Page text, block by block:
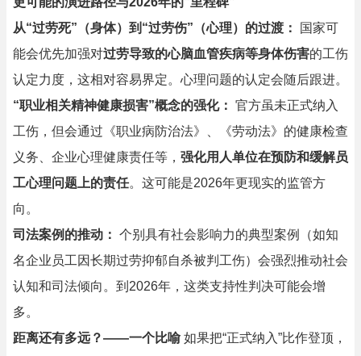
从“过劳死”（身体）到“过劳伤”（心理）的过渡：
国家可
能会优先加强对过劳导致的心脑血管疾病等身体伤害的工伤
认定力度，这相对容易界定。心理问题的认定会随后跟进。
“职业相关精神健康损害”概念的强化： 官方虽未正式纳入
工伤，但会通过《职业病防治法》、《劳动法》的健康检查
义务、企业心理健康责任等， 强化用人单位在预防和缓解员
工心理问题上的责任。这可能是2026年更现实的监管方
向。
司法案例的推动： 个别具有社会影响力的典型案例（如知
名企业员工因长期过劳抑郁自杀被判工伤）会强烈推动社会
认知和司法倾向。到2026年，这类支持性判决可能会增
多。
距离还有多远？——一个比喻如果把“正式纳入”比作登顶，